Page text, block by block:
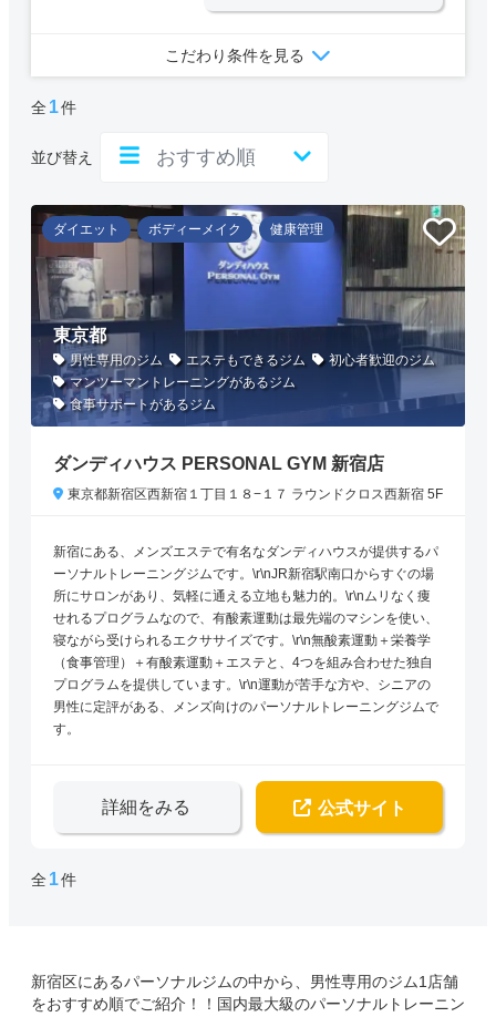
こだわり条件を見る
全 1件
並び替え
ダイエット ボディーメイク 健康管理
東京都
男性専用のジム エステもできるジム
初心者歓迎のジム
マンツーマントレーニングがあるジム
食事サポートがあるジム
ダンディハウス PERSONAL GYM 新宿店
東京都新宿区西新宿１丁目１８−１７ ラウンドクロス西新宿 5F
新宿にある、メンズエステで有名なダンディハウスが提供するパ
ーソナルトレーニングジムです。\r\nJR新宿駅南口からすぐの場
所にサロンがあり、気軽に通える立地も魅力的。\r\nムリなく痩
せれるプログラムなので、有酸素運動は最先端のマシンを使い、
寝ながら受けられるエクササイズです。\r\n無酸素運動＋栄養学
（食事管理）＋有酸素運動＋エステと、4つを組み合わせた独自
プログラムを提供しています。\r\n運動が苦手な方や、シニアの
男性に定評がある、メンズ向けのパーソナルトレーニングジムで
す。
詳細をみる 公式サイト
全 1件
新宿区にあるパーソナルジムの中から、男性専用のジム1店舗
をおすすめ順でご紹介！！国内最大級のパーソナルトレーニン